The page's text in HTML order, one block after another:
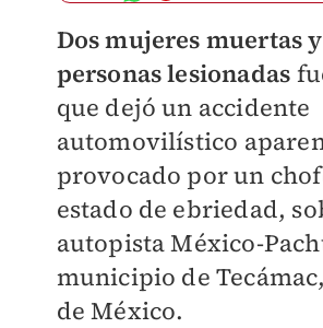
Dos mujeres muertas
personas lesionadas
que dejó un accidente
automovilístico
provocado por un
estado de ebriedad,
autopista México-
municipio de
de México.